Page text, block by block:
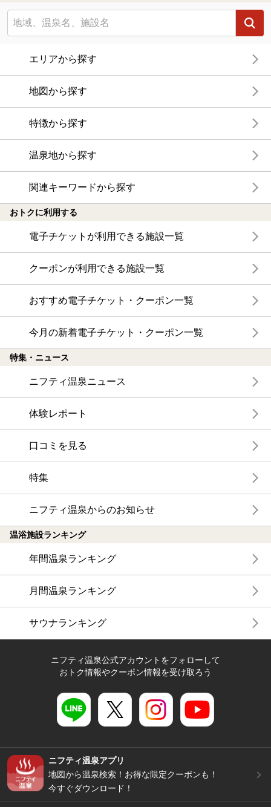
エリアから探す
地図から探す
特徴から探す
温泉地から探す
関連キーワードから探す
おトクに利用する
電子チケットが利用できる施設一覧
クーポンが利用できる施設一覧
おすすめ電子チケット・クーポン一覧
今月の新着電子チケット・クーポン一覧
特集・ニュース
ニフティ温泉ニュース
体験レポート
口コミを見る
特集
ニフティ温泉からのお知らせ
温浴施設ランキング
年間温泉ランキング
月間温泉ランキング
サウナランキング
ニフティ温泉公式アカウントをフォローして
おトク情報やクーポン情報を受け取ろう
ニフティ温泉アプリ
地図から温泉検索！お得な限定クーポンも！
今すぐダウンロード！